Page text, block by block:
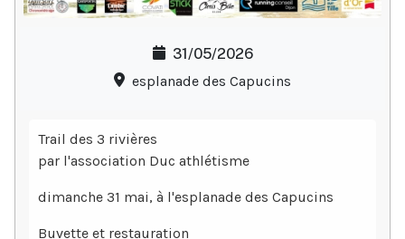
31/05/2026
esplanade des Capucins
Trail des 3 rivières
par l'association Duc athlétisme
dimanche 31 mai, à l'esplanade des Capucins
Buvette et restauration